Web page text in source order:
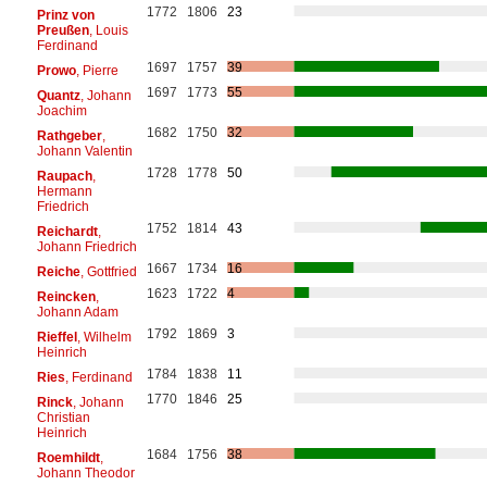
Prinz von
Preußen, Louis
Ferdinand
1772 1806 23
Prowo, Pierre 1697 1757
39
Quantz, Johann
Joachim
1697 1773 55
Rathgeber,
Johann Valentin
1682 1750 32
Raupach,
Hermann
Friedrich
1728 1778 50
Reichardt,
Johann Friedrich
1752 1814 43
Reiche, Gottfried 1667 1734
16
Reincken,
Johann Adam
1623 1722 4
Rieffel, Wilhelm
Heinrich
1792 1869 3
Ries , Ferdinand 1784 1838
11
Rinck, Johann
Christian
Heinrich
1770 1846 25
Roemhildt,
Johann Theodor
1684 1756 38